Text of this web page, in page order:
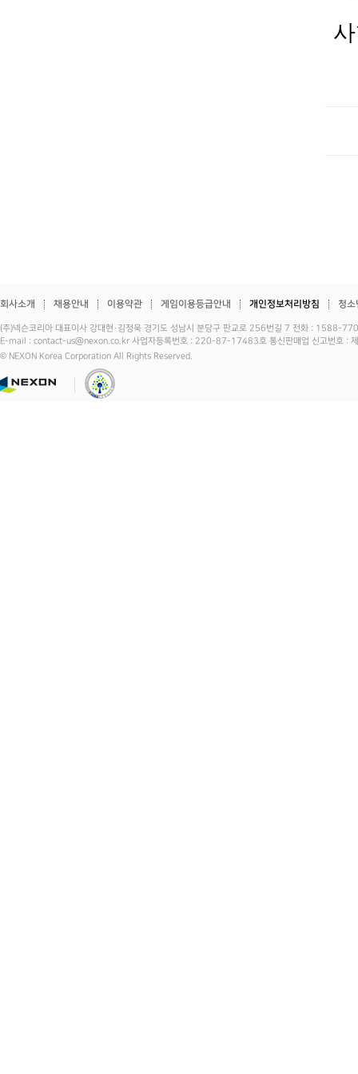
회사소개 채용안내 이용약관 게임이용등급안내 개인정보처리방침 청소
(주)넥슨코리아 대표이사 강대현·김정욱 경기도 성남시 분당구 판교로 256번길 7 전화 :
E-mail : contact-us@nexon.co.kr 사업자등록번호 : 220-87-17483호 통신판매업 신고번호 :
© NEXON Korea Corporation All Rights Reserved.